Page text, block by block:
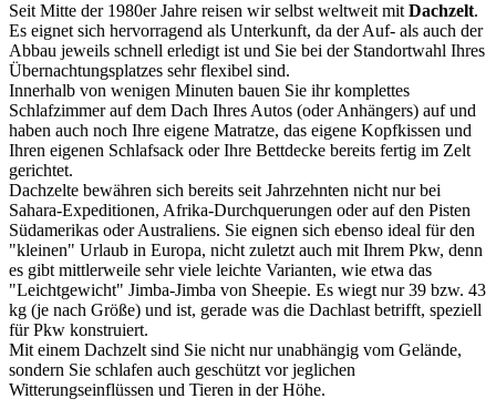
Seit Mitte der 1980er Jahre reisen wir selbst weltweit mit Dachzelt.
Es eignet sich hervorragend als Unterkunft, da der Auf- als auch der
Abbau jeweils schnell erledigt ist und Sie bei der Standortwahl Ihres
Übernachtungsplatzes sehr flexibel sind.
Innerhalb von wenigen Minuten bauen Sie ihr komplettes
Schlafzimmer auf dem Dach Ihres Autos (oder Anhängers) auf und
haben auch noch Ihre eigene Matratze, das eigene Kopfkissen und
Ihren eigenen Schlafsack oder Ihre Bettdecke bereits fertig im Zelt
gerichtet.
Dachzelte bewähren sich bereits seit Jahrzehnten nicht nur bei
Sahara-Expeditionen, Afrika-Durchquerungen oder auf den Pisten
Südamerikas oder Australiens. Sie eignen sich ebenso ideal für den
"kleinen" Urlaub in Europa, nicht zuletzt auch mit Ihrem Pkw, denn
es gibt mittlerweile sehr viele leichte Varianten, wie etwa das
"Leichtgewicht" Jimba-Jimba von Sheepie. Es wiegt nur 39 bzw. 43
kg (je nach Größe) und ist, gerade was die Dachlast betrifft, speziell
für Pkw konstruiert.
Mit einem Dachzelt sind Sie nicht nur unabhängig vom Gelände,
sondern Sie schlafen auch geschützt vor jeglichen
Witterungseinflüssen und Tieren in der Höhe.